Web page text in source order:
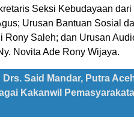
Seksi Kebudayaan
Urusan Bantuan Sosial
Rony Saleh; dan Urusan
Novita Ade Rony Wijaya.
Drs. Said Mandar, Putra
Kakanwil